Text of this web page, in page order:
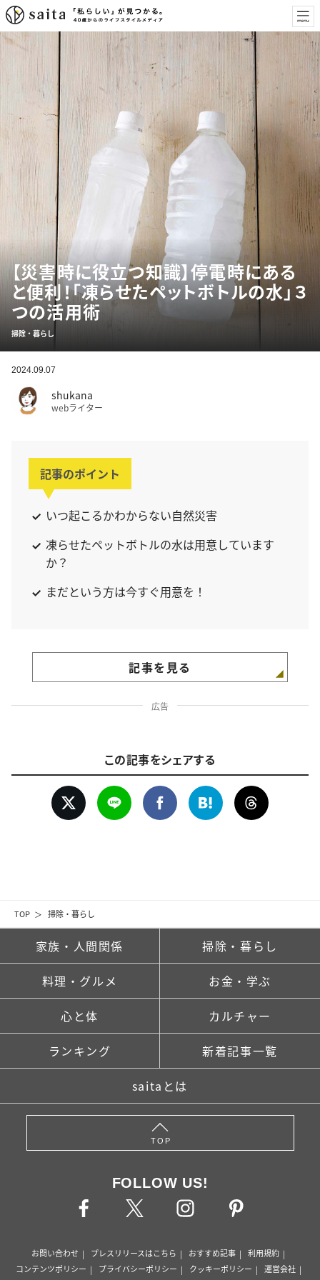
TOP 掃除・暮らし
【災害時に役立つ知識】停電時にある
と便利！「凍らせたペットボトルの水」３
つの活用術
掃除・暮らし
2024.09.07
shukana
webライター
記事のポイント
いつ起こるかわからない自然災害
凍らせたペットボトルの水は用意しています
か？
まだという方は今すぐ用意を！
記事を見る
広告
この記事をシェアする
家族・人間関係 掃除・暮らし
料理・グルメ お金・学ぶ
心と体 カルチャー
ランキング 新着記事一覧
saitaとは
TOP
FOLLOW US!
お問い合わせ プレスリリースはこちら おすすめ記事
利用規約
コンテンツポリシー
プライバシーポリシー クッキーポリシー
運営会社